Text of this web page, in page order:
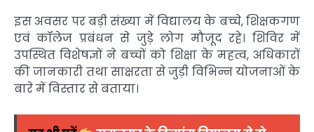
इस अवसर पर बड़ी संख्या में विद्यालय के बच्चे, शिक्षकगण
एवं कॉलेज प्रबंधन से जुड़े लोग मौजूद रहे। शिविर में
उपस्थित विशेषज्ञों ने बच्चों को शिक्षा के महत्व, अधिकारों
की जानकारी तथा साक्षरता से जुड़ी विभिन्न योजनाओं के
बारे में विस्तार से बताया।